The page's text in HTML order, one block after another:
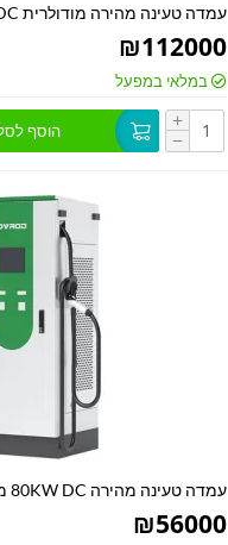
עמדה טעינה מהירה מודולרית 340KW DC
₪112000
במלאי במפעל
+
− הוסף
עמדה טעינה מהירה 80KW DC מסחרית
₪56000